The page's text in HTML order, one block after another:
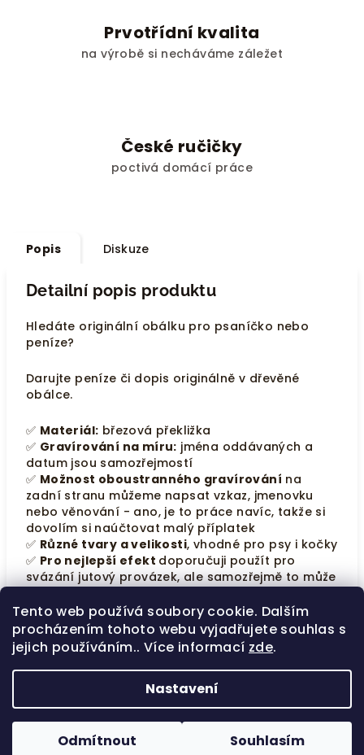
Tento web používá soubory cookie. Dalším
procházením tohoto webu vyjadřujete souhlas s
jejich používáním.. Více informací zde.
Nastavení
Odmítnout Souhlasím
Prvotřídní kvalita
na výrobě si necháváme záležet
České ručičky
poctivá domácí práce
Popis Diskuze
Detailní popis produktu
Hledáte originální obálku pro psaníčko nebo
peníze?
Darujte peníze či dopis originálně v dřevěné
obálce.
✅ Materiál: březová překližka
✅ Gravírování na míru: jména oddávaných a
datum jsou samozřejmostí
✅ Možnost oboustranného gravírování na
zadní stranu můžeme napsat vzkaz, jmenovku
nebo věnování - ano, je to práce navíc, takže si
dovolím si naúčtovat malý příplatek
✅ Různé tvary a velikosti, vhodné pro psy i kočky
✅ Pro nejlepší efekt doporučuji použít pro
svázání jutový provázek, ale samozřejmě to může
vyhrazena.